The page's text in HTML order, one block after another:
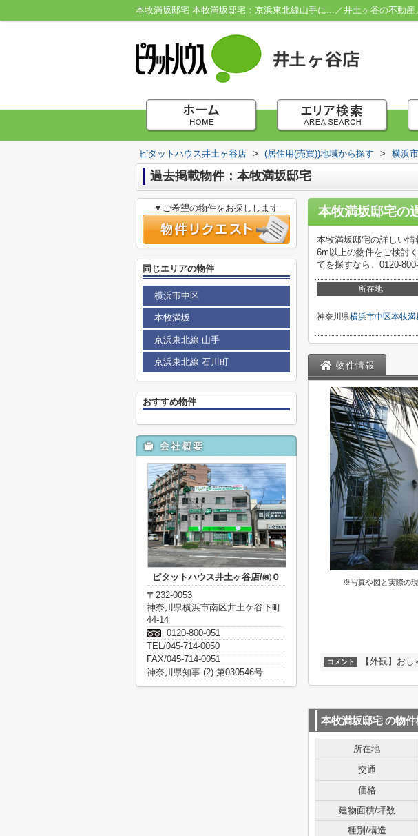
本牧満坂邸宅 本牧満坂邸宅：京浜東北線山手に...／井土ヶ谷の不動
ピタットハウス井土ヶ谷店 > (居住用(売買))地域から探す > 横浜
過去掲載物件：本牧満坂邸宅
本牧満坂邸宅の
本牧満坂邸宅の詳しい
6m以上の物件をご検討
てを探すなら、0120-
所在地
神奈川県横浜市中区本牧満
物件情報
※写真や図と実際の
コメント 【外観】お
本牧満坂邸宅の物件
所在地
交通
価格
建物面積/坪数
種別/構造
▼ご希望の物件をお探しします
同じエリアの物件
横浜市中区
本牧満坂
京浜東北線 山手
京浜東北線 石川町
おすすめ物件
ピタットハウス井土ヶ谷店/㈱０
〒232-0053
神奈川県横浜市南区井土ケ谷下町
44-14
0120-800-051
TEL/045-714-0050
FAX/045-714-0051
神奈川県知事 (2) 第030546号